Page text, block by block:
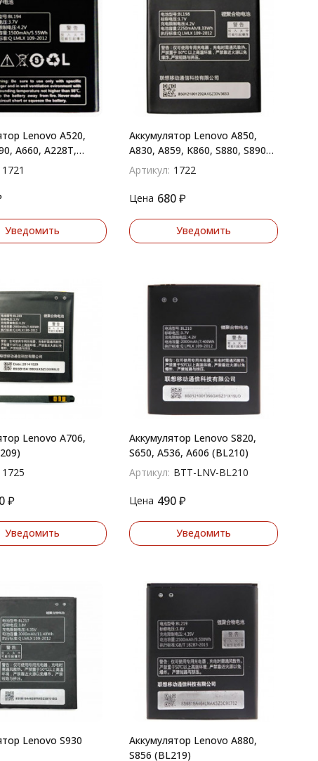
Lenovo A520,
A660, A228T,
1721
Уведомить
Аккумулятор Lenovo A850,
A830, A859, K860, S880, S890
(BL198)
Артикул: 1722
Цена 680 ₽
Уведомить
Lenovo A706,
1725
₽
Уведомить
Аккумулятор Lenovo S820,
S650, A536, A606 (BL210)
Артикул: BTT-LNV-BL210
Цена 490 ₽
Уведомить
Lenovo S930
Аккумулятор Lenovo A880,
S856 (BL219)